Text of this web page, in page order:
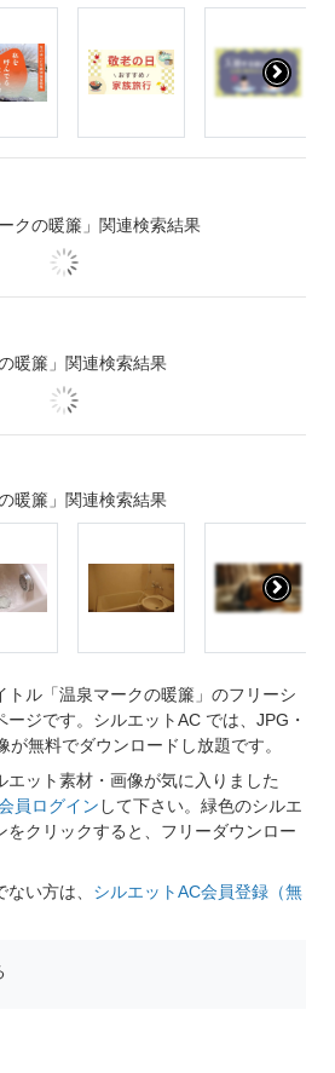
クの暖簾」関連検索結果
暖簾」関連検索結果
暖簾」関連検索結果
トル「温泉マークの暖簾」のフリーシ
ジです。シルエットAC では、JPG・
が無料でダウンロードし放題です。
エット素材・画像が気に入りました
員ログイン して下さい。緑色のシルエ
をクリックすると、フリーダウンロー
い方は、 シルエットAC会員登録（無